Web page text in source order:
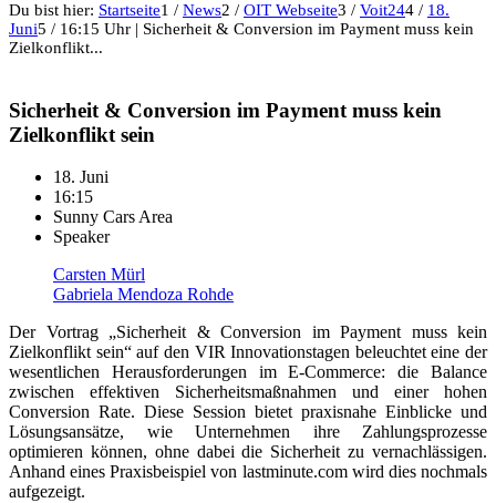
Du bist hier: Startseite1 / News2 / OIT Webseite3 / Voit244 / 18.
Juni5 / 16:15 Uhr | Sicherheit & Conversion im Payment muss kein
Zielkonflikt...
Sicherheit & Conversion im Payment muss kein
Zielkonflikt sein
18. Juni
16:15
Sunny Cars Area
Speaker
Carsten Mürl
Gabriela Mendoza Rohde
Der Vortrag „Sicherheit & Conversion im Payment muss kein
Zielkonflikt sein“ auf den VIR Innovationstagen beleuchtet eine der
wesentlichen Herausforderungen im E-Commerce: die Balance
zwischen effektiven Sicherheitsmaßnahmen und einer hohen
Conversion Rate. Diese Session bietet praxisnahe Einblicke und
Lösungsansätze, wie Unternehmen ihre Zahlungsprozesse
optimieren können, ohne dabei die Sicherheit zu vernachlässigen.
Anhand eines Praxisbeispiel von lastminute.com wird dies nochmals
aufgezeigt.